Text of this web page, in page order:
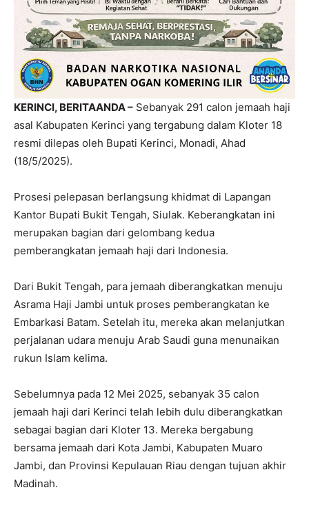
KERINCI, BERITAANDA – Sebanyak 291 calon jemaah haji
asal Kabupaten Kerinci yang tergabung dalam Kloter 18
resmi dilepas oleh Bupati Kerinci, Monadi, Ahad
(18/5/2025).
Prosesi pelepasan berlangsung khidmat di Lapangan
Kantor Bupati Bukit Tengah, Siulak. Keberangkatan ini
merupakan bagian dari gelombang kedua
pemberangkatan jemaah haji dari Indonesia.
Dari Bukit Tengah, para jemaah diberangkatkan menuju
Asrama Haji Jambi untuk proses pemberangkatan ke
Embarkasi Batam. Setelah itu, mereka akan melanjutkan
perjalanan udara menuju Arab Saudi guna menunaikan
rukun Islam kelima.
Sebelumnya pada 12 Mei 2025, sebanyak 35 calon
jemaah haji dari Kerinci telah lebih dulu diberangkatkan
sebagai bagian dari Kloter 13. Mereka bergabung
bersama jemaah dari Kota Jambi, Kabupaten Muaro
Jambi, dan Provinsi Kepulauan Riau dengan tujuan akhir
Madinah.